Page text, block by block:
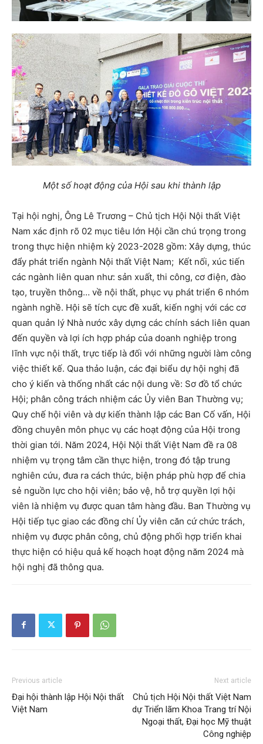
Một số hoạt động của Hội sau khi thành lập
Tại hội nghị, Ông Lê Trương – Chủ tịch Hội Nội thất Việt
Nam xác định rõ 02 mục tiêu lớn Hội cần chú trọng trong
trong thực hiện nhiệm kỳ 2023-2028 gồm: Xây dựng, thúc
đẩy phát triển ngành Nội thất Việt Nam; Kết nối, xúc tiến
các ngành liên quan như: sản xuất, thi công, cơ điện, đào
tạo, truyền thông… về nội thất, phục vụ phát triển 6 nhóm
ngành nghề. Hội sẽ tích cực đề xuất, kiến nghị với các cơ
quan quản lý Nhà nước xây dựng các chính sách liên quan
đến quyền và lợi ích hợp pháp của doanh nghiệp trong
lĩnh vực nội thất, trực tiếp là đối với những người làm công
việc thiết kế. Qua thảo luận, các đại biểu dự hội nghị đã
cho ý kiến và thống nhất các nội dung về: Sơ đồ tổ chức
Hội; phân công trách nhiệm các Ủy viên Ban Thường vụ;
Quy chế hội viên và dự kiến thành lập các Ban Cố vấn, Hội
đồng chuyên môn phục vụ các hoạt động của Hội trong
thời gian tới. Năm 2024, Hội Nội thất Việt Nam đề ra 08
nhiệm vụ trọng tâm cần thực hiện, trong đó tập trung
nghiên cứu, đưa ra cách thức, biện pháp phù hợp để chia
sẻ nguồn lực cho hội viên; bảo vệ, hỗ trợ quyền lợi hội
viên là nhiệm vụ được quan tâm hàng đầu. Ban Thường vụ
Hội tiếp tục giao các đồng chí Ủy viên căn cứ chức trách,
nhiệm vụ được phân công, chủ động phối hợp triển khai
thực hiện có hiệu quả kế hoạch hoạt động năm 2024 mà
hội nghị đã thông qua.
Previous article
Đại hội thành lập Hội Nội thất
Việt Nam
Next article
Chủ tịch Hội Nội thất Việt Nam
dự Triển lãm Khoa Trang trí Nội
Ngoại thất, Đại học Mỹ thuật
Công nghiệp